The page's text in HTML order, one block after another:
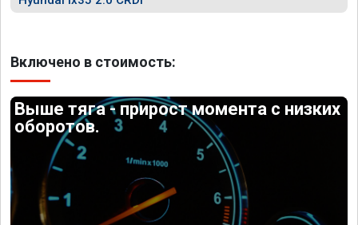
Включено в стоимость:
Выше тяга - прирост момента с низких
оборотов.